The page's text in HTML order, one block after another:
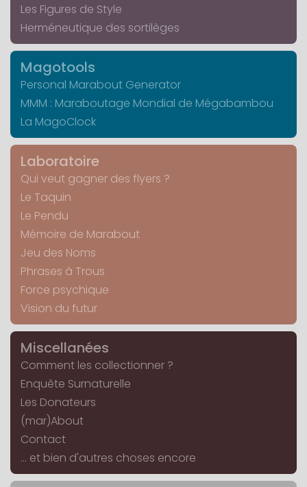
Les Figures de Style
Herméneutique des sortilèges
Magotools
Personal Marabout Generator
MMM : Maraboutage Mondial de Mégabambou
La MagoClock
Laboratoire
Qui veut gagner des flyers ?
Le Taquin
Le Pendu
Mémoire de Marabout
Jeu des Noms
Phrases à Trous
Force psychique
Vision du futur
Miscellanées
Comment les collectionner ?
Enquête Surnaturelle
Les Donateurs
(mar)About
Contact
... et bien d'autres choses encore